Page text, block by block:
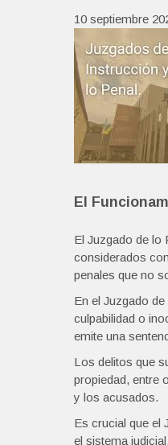
10 septiembre
El
El Juzgado de lo
considerados
penales que no
En el Juzgado
culpabilidad o
emite una
Los delitos que
propiedad, entre
y los acusados.
Es crucial que el
el sistema